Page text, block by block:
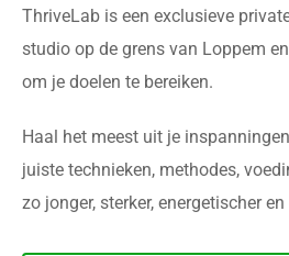
ThriveLab is een exclusieve
studio op de grens van Loppem
om je doelen te bereiken.
Haal het meest uit je
juiste technieken, methodes,
zo jonger, sterker, energetischer